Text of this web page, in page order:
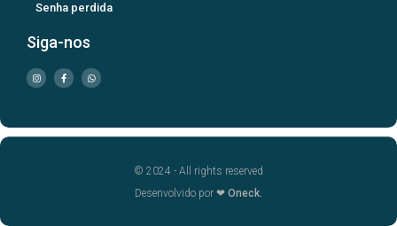
Senha perdida
Siga-nos
© 2024 - All rights reserved
Desenvolvido por ❤ Oneck.